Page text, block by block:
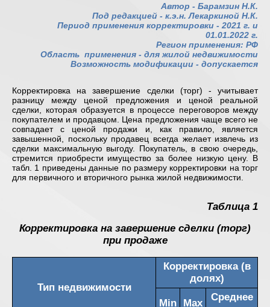
Автор - Барамзин Н.К.
Под редакцией - к.э.н. Лекаркиной Н.К.
Период применения корректировки - 2021 г. и
01.01.2022 г.
Регион применения: РФ
Область применения - для жилой недвижимости
Возможность модификации - допускается
Корректировка на завершение сделки (торг) - учитывает
разницу между ценой предложения и ценой реальной
сделки, которая образуется в процессе переговоров между
покупателем и продавцом. Цена предложения чаще всего не
совпадает с ценой продажи и, как правило, является
завышенной, поскольку продавец всегда желает извлечь из
сделки максимальную выгоду. Покупатель, в свою очередь,
стремится приобрести имущество за более низкую цену. В
табл. 1 приведены данные по размеру корректировки на торг
для первичного и вторичного рынка жилой недвижимости.
Таблица 1
Корректировка на завершение сделки (торг)
при продаже
Тип недвижимости
Корректировка (в
долях)
Min Max
Среднее